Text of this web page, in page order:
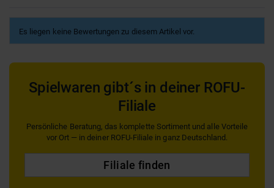
Es liegen keine Bewertungen zu diesem Artikel vor.
Spielwaren gibt´s in deiner ROFU-
Filiale
Persönliche Beratung, das komplette Sortiment und alle Vorteile
vor Ort — in deiner ROFU-Filiale in ganz Deutschland.
Filiale finden